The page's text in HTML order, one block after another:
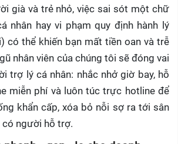
già và trẻ nhỏ, việc sai sót một chữ
nhân hay vi phạm quy định hành lý
có thể khiến bạn mất tiền oan và trễ
nhân viên của chúng tôi sẽ đóng vai
trợ lý cá nhân: nhắc nhở giờ bay, hỗ
miễn phí và luôn túc trực hotline để
khẩn cấp, xóa bỏ nỗi sợ ra tới sân
có người hỗ trợ.